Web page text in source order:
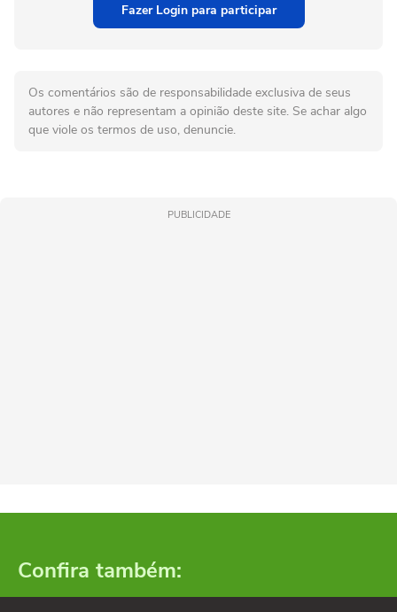
Fazer Login para participar
Os comentários são de responsabilidade exclusiva de seus
autores e não representam a opinião deste site. Se achar algo
que viole os termos de uso, denuncie.
PUBLICIDADE
Confira também: